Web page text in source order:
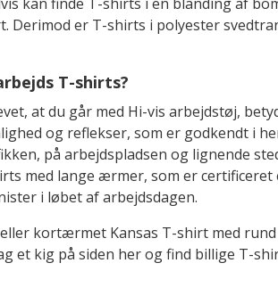
Derimod er T-shirts i polyester
T-shirts?
at du går med Hi-vis arbejdstøj,
og reflekser, som er godkendt i
på arbejdspladsen og lignende
med lange ærmer, som er
i løbet af arbejdsdagen.
kortærmet Kansas T-shirt med
et kig på siden her og find billige T-